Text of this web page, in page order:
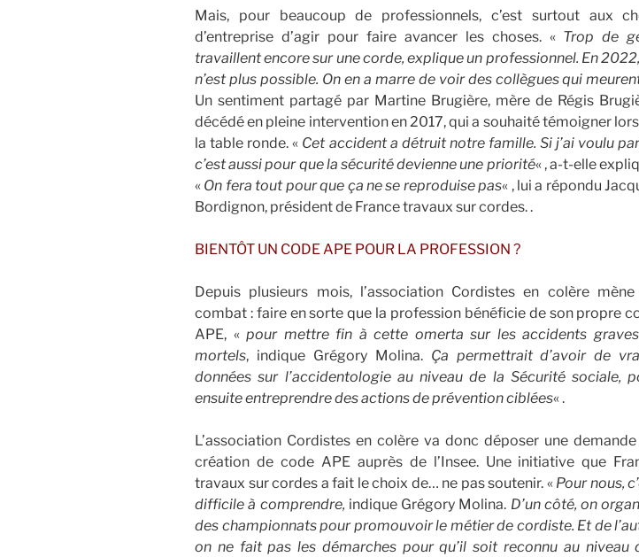
Mais, pour beaucoup de professionnels, c’est surtout aux
d’entreprise d’agir pour faire avancer les choses. « Trop de
travaillent encore sur une corde, explique un professionnel. En
n’est plus possible. On en a marre de voir des collègues qui
Un sentiment partagé par Martine Brugière, mère de Régis
décédé en pleine intervention en 2017, qui a souhaité témoigner
la table ronde. « Cet accident a détruit notre famille. Si j’ai voulu
c’est aussi pour que la sécurité devienne une priorité« , a-t-elle
« On fera tout pour que ça ne se reproduise pas« , lui a répondu
Bordignon, président de France travaux sur cordes. .
BIENTÔT UN CODE APE POUR LA PROFESSION ?
Depuis plusieurs mois, l’association Cordistes en colère
combat : faire en sorte que la profession bénéficie de son propre
APE, «pour mettre fin à cette omerta sur les accidents
mortels, indique Grégory Molina. Ça permettrait d’avoir de
données sur l’accidentologie au niveau de la Sécurité sociale,
ensuite entreprendre des actions de prévention ciblées« .
L’association Cordistes en colère va donc déposer une
création de code APE auprès de l’Insee. Une initiative que
travaux sur cordes a fait le choix de… ne pas soutenir. « Pour nous,
difficile à comprendre, indique Grégory Molina. D’un côté, on
des championnats pour promouvoir le métier de cordiste. Et de
on ne fait pas les démarches pour qu’il soit reconnu au niveau